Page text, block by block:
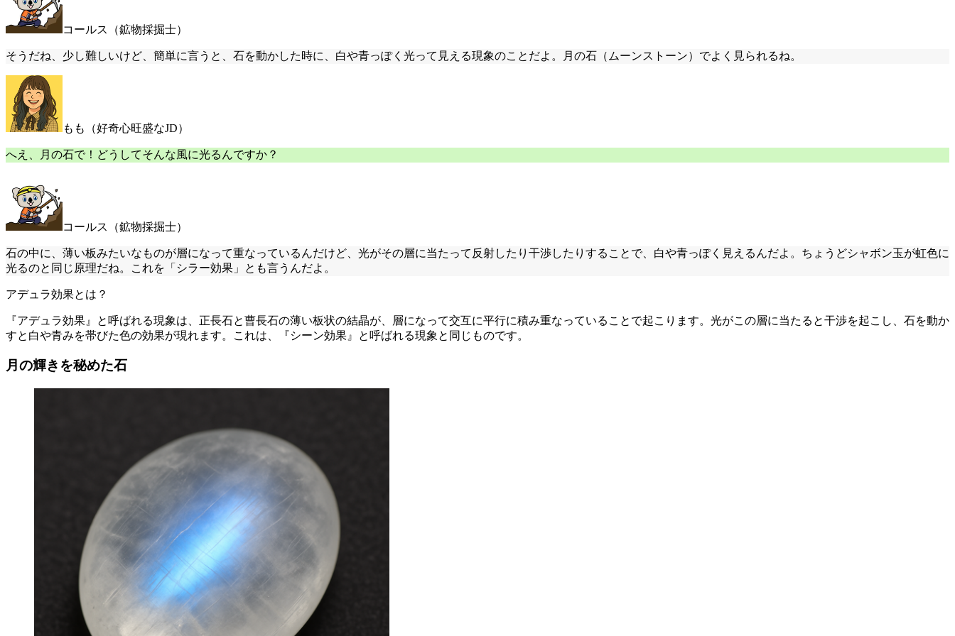
コールス（鉱物採掘士）
そうだね、少し難しいけど、簡単に言うと、石を動かした時に、白や青っぽく光って見える現象のことだよ。月の石（ムーンストーン）でよく見られるね。
もも（好奇心旺盛なJD）
へえ、月の石で！どうしてそんな風に光るんですか？
コールス（鉱物採掘士）
石の中に、薄い板みたいなものが層になって重なっているんだけど、光がその層に当たって反射したり干渉したりすることで、白や青っぽく見えるんだよ。ちょうどシャボン玉が虹色に
光るのと同じ原理だね。これを「シラー効果」とも言うんだよ。
アデュラ効果とは？
『アデュラ効果』と呼ばれる現象は、正長石と曹長石の薄い板状の結晶が、層になって交互に平行に積み重なっていることで起こります。光がこの層に当たると干渉を起こし、石を動か
すと白や青みを帯びた色の効果が現れます。これは、『シーン効果』と呼ばれる現象と同じものです。
月の輝きを秘めた石